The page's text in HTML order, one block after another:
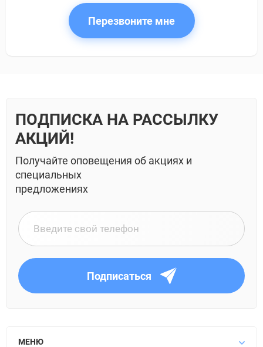
Перезвоните мне
ПОДПИСКА НА РАССЫЛКУ
АКЦИЙ!
Получайте оповещения об акциях и
специальных
предложениях
Подписаться
МЕНЮ